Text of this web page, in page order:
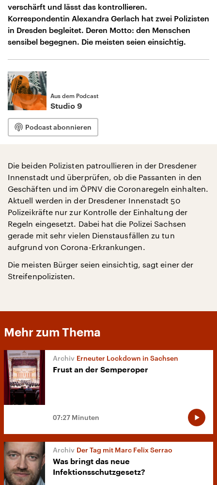
verschärft und lässt das kontrollieren.
Korrespondentin Alexandra Gerlach hat zwei Polizisten
in Dresden begleitet. Deren Motto: den Menschen
sensibel begegnen. Die meisten seien einsichtig.
Aus dem Podcast
Studio 9
Podcast abonnieren
Die beiden Polizisten patroullieren in der Dresdener
Innenstadt und überprüfen, ob die Passanten in den
Geschäften und im ÖPNV die Coronaregeln einhalten.
Aktuell werden in der Dresdener Innenstadt 50
Polizeikräfte nur zur Kontrolle der Einhaltung der
Regeln eingesetzt. Dabei hat die Polizei Sachsen
gerade mit sehr vielen Dienstausfällen zu tun
aufgrund von Corona-Erkrankungen.
Die meisten Bürger seien einsichtig, sagt einer der
Streifenpolizisten.
Mehr zum Thema
Erneuter Lockdown in Sachsen
Frust an der Semperoper
07:27 Minuten
Der Tag mit Marc Felix Serrao
Was bringt das neue
Infektionsschutzgesetz?